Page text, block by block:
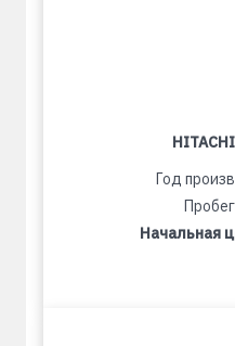
Год
Начальная